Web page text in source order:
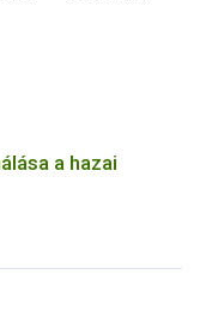
a hazai